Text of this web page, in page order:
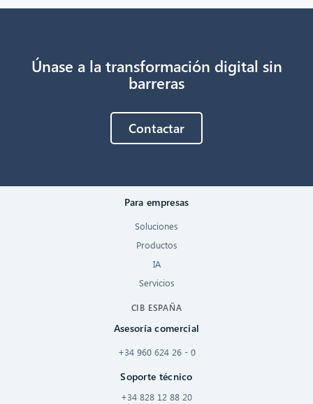
Únase a la transformación digital sin
barreras
Contactar
Para empresas
Soluciones
Productos
IA
Servicios
CIB ESPAÑA
Asesoría comercial
+34 960 624 26 - 0
Soporte técnico
+34 828 12 88 20